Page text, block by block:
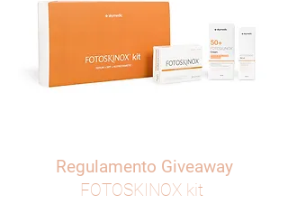
Regulamento Giveaway
FOTOSKINOX kit